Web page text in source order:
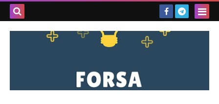
بحث